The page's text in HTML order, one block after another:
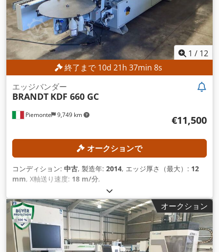
1 / 12
終了まで10d 21h 37min 5s
Piemonte 9,749 km
エッジバンダー
BRANDT KDF 660 GC
€11,500
オークションで
コンディション: 中古, 製造年: 2014, エッジ厚さ（最大）: 12
mm, X軸送り速度: 18 m/分,
オークション